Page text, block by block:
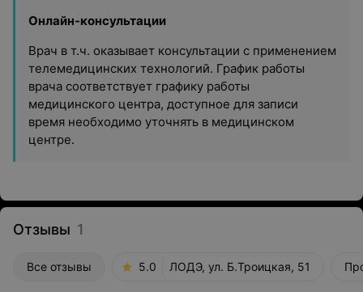
Онлайн-консультации
Врач в т.ч. оказывает консультации с применением
телемедицинских технологий. График работы
врача соответствует графику работы
медицинского центра, доступное для записи
время необходимо уточнять в медицинском
центре.
Отзывы 1
Все отзывы 5.0 ЛОДЭ, ул. Б.Троицкая, 51